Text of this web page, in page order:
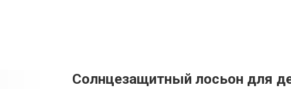
Солнцезащитный лосьон для